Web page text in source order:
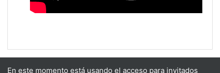
En este momento está usando el acceso para invitados